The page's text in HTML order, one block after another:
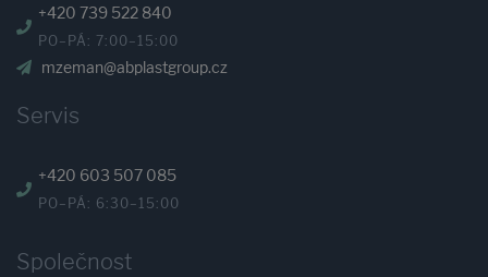
+420 739 522 840
PO–PÁ: 7:00–15:00
mzeman@abplastgroup.cz
Servis
+420 603 507 085
PO–PÁ: 6:30–15:00
Společnost